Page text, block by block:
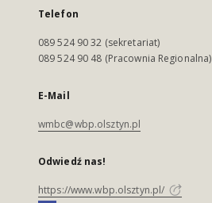
Telefon
089 524 90 32 (sekretariat)
089 524 90 48 (Pracownia Regionalna)
E-Mail
wmbc@wbp.olsztyn.pl
Odwiedź nas!
https://www.wbp.olsztyn.pl/